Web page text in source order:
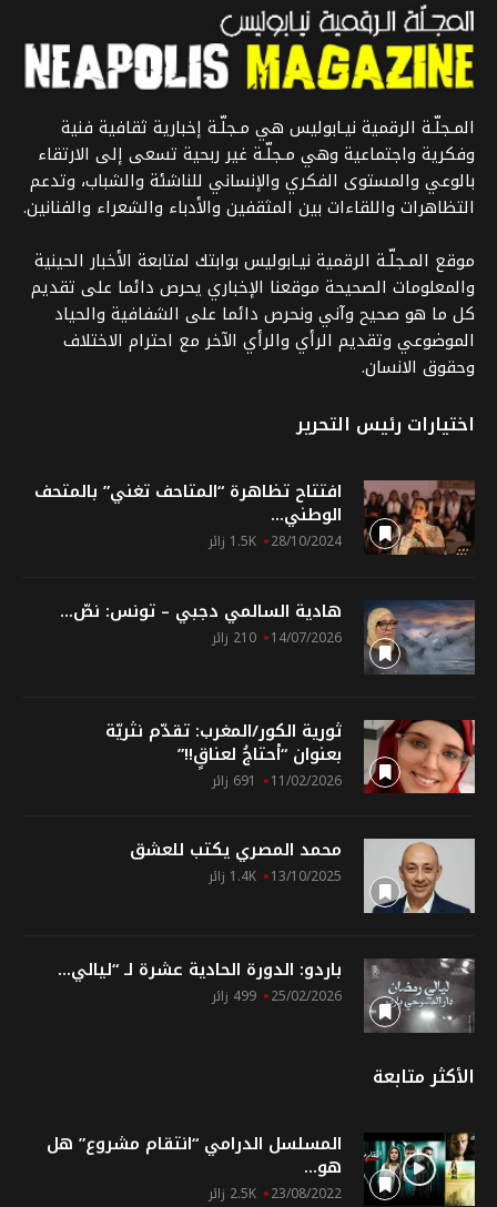
المـجلّـة الرقمية نيـابوليس هي مـجلّـة إخبارية ثقافية فنية
وفكرية واجتماعية وهي مـجلّـة غير ربحية تسعى إلى الارتقاء
بالوعي والمستوى الفكري والإنساني للناشئة والشباب، وتدعم
التظاهرات واللقاءات بين المثقفين والأدباء والشعراء والفنانين.
موقع المـجلّـة الرقمية نيـابوليس بوابتك لمتابعة الأخبار الحينية
والمعلومات الصحيحة موقعنا الإخباري يحرص دائما على تقديم
كل ما هو صحيح وآني ونحرص دائما على الشفافية والحياد
الموضوعي وتقديم الرأي والرأي الآخر مع احترام الاختلاف
وحقوق الانسان.
اختيارات رئيس التحرير
افتتاح تظاهرة “المتاحف تغني” بالمتحف
الوطني...
28/10/2024 1.5K زائر
هادية السالمي دجبي – تونس: نصّ...
14/07/2026 210 زائر
ثورية الكور/المغرب: تقدّم نثريّة
بعنوان “أحتاجُ لعناقٍ!!”
11/02/2026 691 زائر
محمد المصري يكتب للعشق
13/10/2025 1.4K زائر
باردو: الدورة الحادية عشرة لـ “ليالي...
25/02/2026 499 زائر
الأكثر متابعة
المسلسل الدرامي “انتقام مشروع” هل
هو...
23/08/2022 2.5K زائر